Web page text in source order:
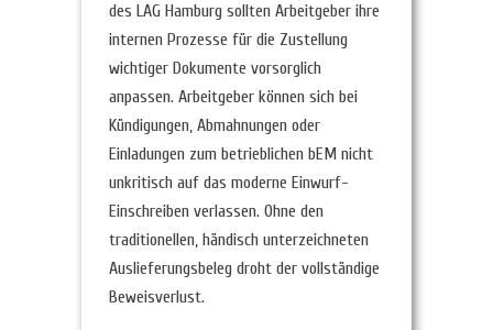
des LAG Hamburg sollten Arbeitgeber ihre
internen Prozesse für die Zustellung
wichtiger Dokumente vorsorglich
anpassen. Arbeitgeber können sich bei
Kündigungen, Abmahnungen oder
Einladungen zum betrieblichen bEM nicht
unkritisch auf das moderne Einwurf-
Einschreiben verlassen. Ohne den
traditionellen, händisch unterzeichneten
Auslieferungsbeleg droht der vollständige
Beweisverlust.